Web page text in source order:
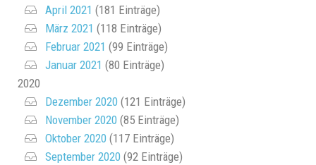
April 2021 (181 Einträge)
März 2021 (118 Einträge)
Februar 2021 (99 Einträge)
Januar 2021 (80 Einträge)
2020
Dezember 2020 (121 Einträge)
November 2020 (85 Einträge)
Oktober 2020 (117 Einträge)
September 2020 (92 Einträge)